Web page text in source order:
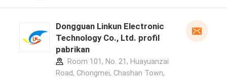
Dongguan Linkun Electronic
Technology Co., Ltd. profil
pabrikan
Room 101, No. 21, Huayuanzai
Road, Chongmei, Chashan Town,